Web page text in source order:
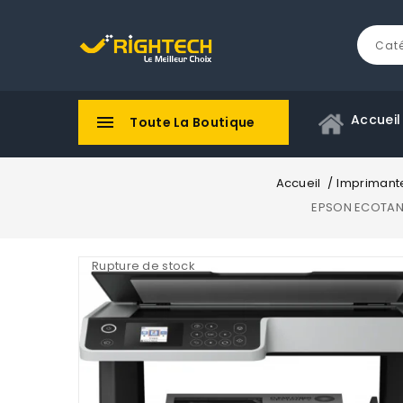
 Toute La Boutique Accueil
Accueil
EPSON
Rupture de stock